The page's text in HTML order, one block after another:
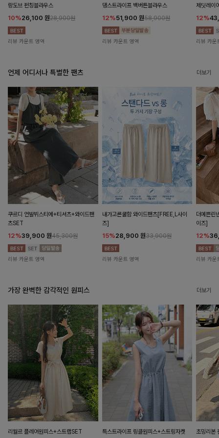
랑도브 펀칭블라우스
10%26,100 원28,900원
리뷰 카운트 영역
댕스트라이프 백버튼블라우스
12%51,900 원58,900원
리뷰 카운트 영역
제딧레이
12%
리뷰 카운
언제 어디서나 특별한 팬츠 더보기
쿠르디 언발뷔스티에+티셔츠+와이드팬
츠SET
12%39,900 원45,300원
리뷰 카운트 영역
내가고른쿨함 와이드팬츠[FREE,L사이
즈]
15%28,900 원33,900원
리뷰 카운트 영역
더예쁜린
이즈]
12%
리뷰 카운
가장 완벽한 감각적인 원피스 더보기
리월르 플레어원피스+스트랩SET
특스트라이프 링클원피스+스트링자켓
초밍리본